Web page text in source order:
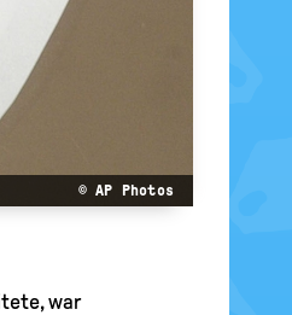
© AP Photos
war